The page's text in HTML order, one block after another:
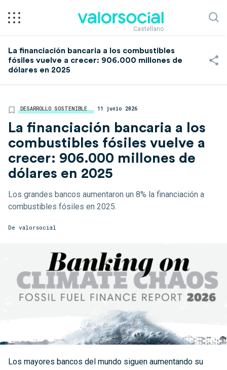
Castellano
La financiación bancaria a los combustibles
fósiles vuelve a crecer: 906.000 millones de
dólares en 2025
DESARROLLO SOSTENIBLE 11 junio 2026
La financiación bancaria a los
combustibles fósiles vuelve a
crecer: 906.000 millones de
dólares en 2025
Los grandes bancos aumentaron un 8% la financiación a
combustibles fósiles en 2025.
De valorsocial
Los mayores bancos del mundo siguen aumentando su